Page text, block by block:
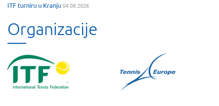
ITF turniru u Kranju04.08.2026
Organizacije